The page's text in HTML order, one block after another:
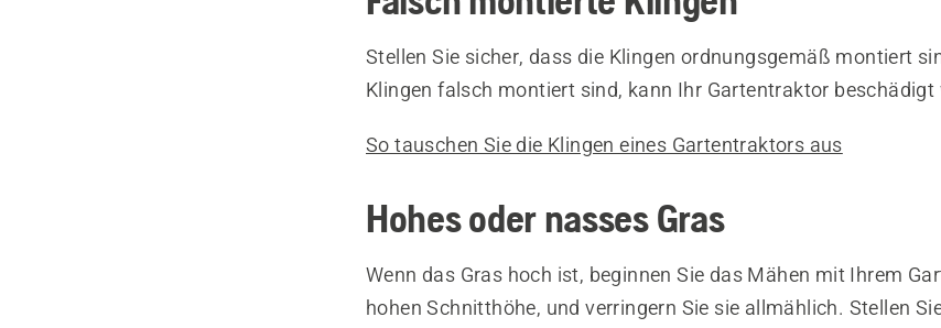
Stellen Sie sicher, dass die Klingen ordnungsgemäß montiert
Klingen falsch montiert sind, kann Ihr Gartentraktor beschädigt
So tauschen Sie die Klingen eines Gartentraktors aus
Hohes oder nasses Gras
Wenn das Gras hoch ist, beginnen Sie das Mähen mit Ihrem
hohen Schnitthöhe, und verringern Sie sie allmählich. Stellen